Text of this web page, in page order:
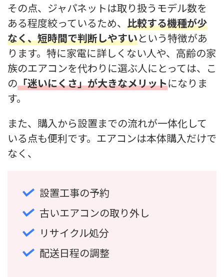
その点、ジャパネットは取り扱うモデル数を
ある程度絞っているため、 比較する機種が少
なく、短時間で判断しやすいという特徴があ
ります。特に家電に詳しくない人や、高齢の家
族のエアコンを代わりに選ぶ人にとっては、こ
の「迷いにくさ」が大きなメリットになりま
す。
また、購入から設置までの流れが一体化して
いる点も便利です。エアコンは本体購入だけで
なく、
設置工事の予約
古いエアコンの取り外し
リサイクル処分
配送日程の調整